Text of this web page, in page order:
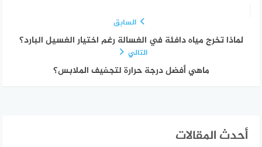
السابق
لماذا تخرج مياه دافئة في الغسالة رغم اختيار الغسيل البارد؟
التالي
ماهي أفضل درجة حرارة لتجفيف الملابس؟
أحدث المقالات